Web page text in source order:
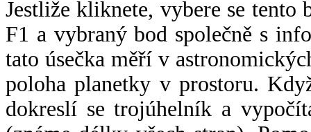
Jestliže kliknete, vybere se tento
F1 a vybraný bod společně s
tato úsečka měří v
poloha planetky v prostoru.
dokreslí se trojúhelník a